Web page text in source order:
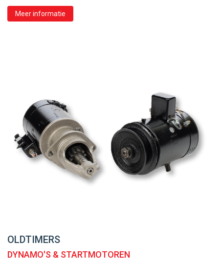
Meer informatie
OLDTIMERS
DYNAMO'S & STARTMOTOREN